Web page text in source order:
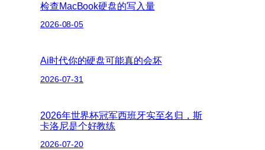
检查MacBook硬盘的写入量
2026-08-05
Ai时代你的硬盘可能真的会坏
2026-07-31
2026年世界杯冠军西班牙实至名归，斯
卡洛尼是个好教练
2026-07-20